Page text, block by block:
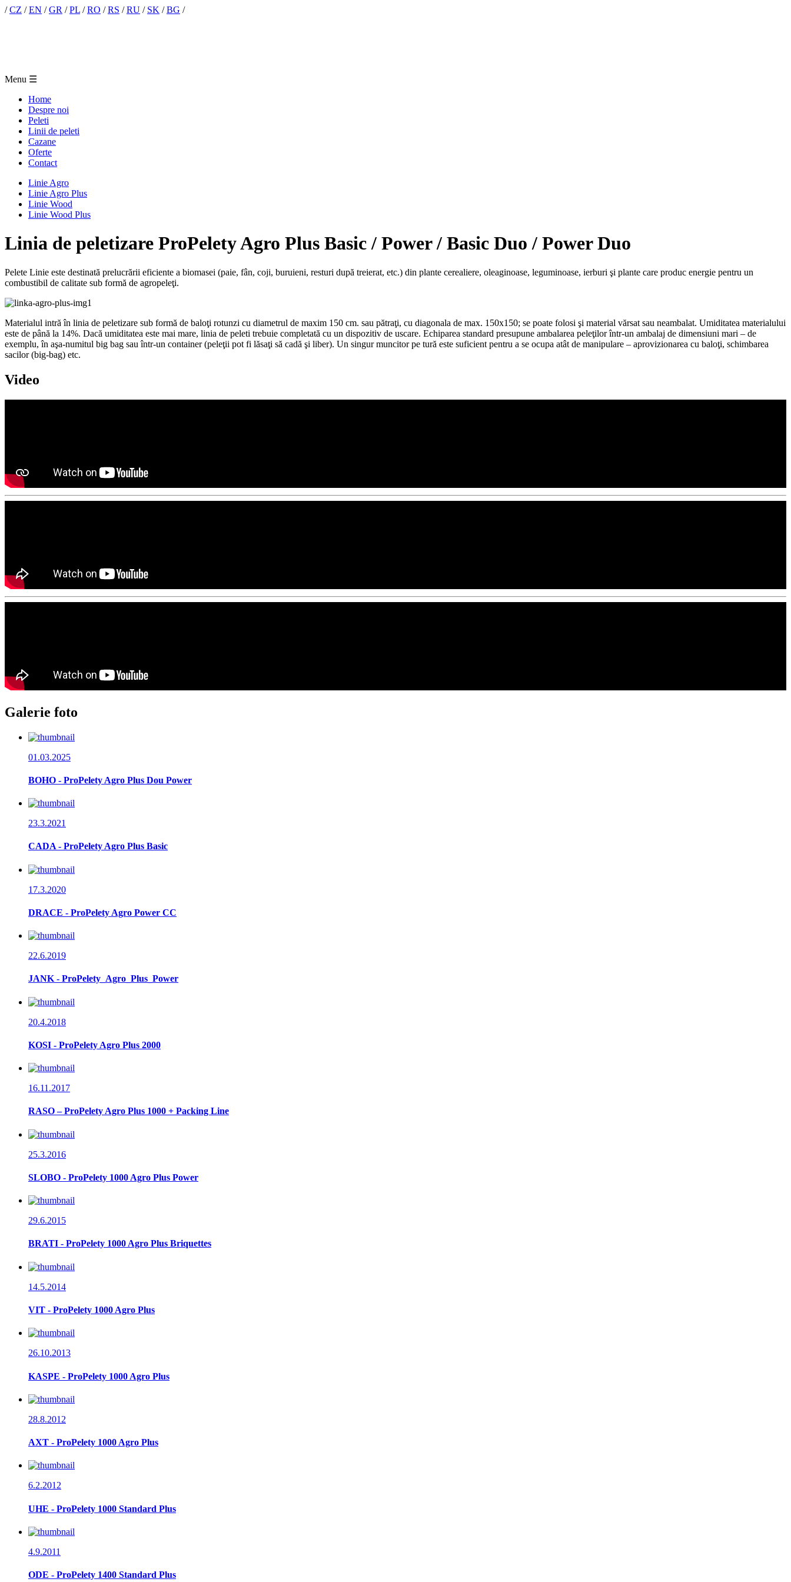
/CZ /EN /GR /PL /RO /RS /RU / SK /BG /
Menu ☰
Home
Despre noi
Peleti
Linii de peleti
Cazane
Oferte
Contact
Linie Agro
Linie Agro Plus
Linie Wood
Linie Wood Plus
Linia de peletizare ProPelety Agro Plus Basic/ Power/ Basic Duo / Power Duo
Pelete Linie este destinată prelucrării eficiente a biomasei (paie, fân, coji, buruieni, resturi după treierat, etc.) din plante cerealiere, oleaginoase, leguminoase, ierburi şi plante care produc energie pentru un
combustibil de calitate sub formă de agropeleţi.
Materialul intră în linia de peletizare sub formă de baloţi rotunzi cu diametrul de maxim 150 cm. sau pătraţi, cu diagonala de max. 150x150; se poate folosi şi material vărsat sau neambalat. Umiditatea materialului
este de până la 14%. Dacă umiditatea este mai mare, linia de peleti trebuie completată cu un dispozitiv de uscare. Echiparea standard presupune ambalarea peleţilor într-un ambalaj de dimensiuni mari – de
exemplu, în aşa-numitul big bag sau într-un container (peleţii pot fi lăsaţi să cadă şi liber). Un singur muncitor pe tură este suficient pentru a se ocupa atât de manipulare – aprovizionarea cu baloţi, schimbarea
sacilor (big-bag) etc.
Video
Galerie foto
01.03.2025
BOHO - ProPelety Agro Plus Dou Power
23.3.2021
CADA - ProPelety Agro Plus Basic
17.3.2020
DRACE - ProPelety Agro Power CC
22.6.2019
JANK - ProPelety_Agro_Plus_Power
20.4.2018
KOSI - ProPelety Agro Plus 2000
16.11.2017
RASO – ProPelety Agro Plus 1000 + Packing Line
25.3.2016
SLOBO - ProPelety 1000 Agro Plus Power
29.6.2015
BRATI - ProPelety 1000 Agro Plus Briquettes
14.5.2014
VIT - ProPelety 1000 Agro Plus
26.10.2013
KASPE - ProPelety 1000 Agro Plus
28.8.2012
AXT - ProPelety 1000 Agro Plus
6.2.2012
UHE - ProPelety 1000 Standard Plus
4.9.2011
ODE - ProPelety 1400 Standard Plus